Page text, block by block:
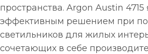
пространства. Argon Austin 4715
эффективным решением при
светильников для жилых
сочетающих в себе